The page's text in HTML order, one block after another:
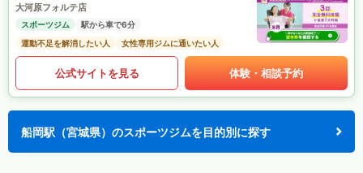
大河原フォルテ店
スポーツジム
駅から車で6分
運動不足を解消したい人
女性専用ジムに通いたい人
公式サイトを見る 体験・相談予約
船岡駅（宮城県）のスポーツジムを目的別に探す